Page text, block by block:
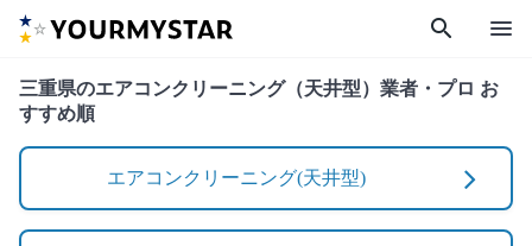
search menu
三重県のエアコンクリーニング（天井型）業者・プロ お
すすめ順
エアコンクリーニング(天井型)